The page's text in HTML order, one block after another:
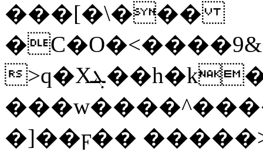
���[�\���
>q�Xܔ��h�k�}
�]��ϝ��